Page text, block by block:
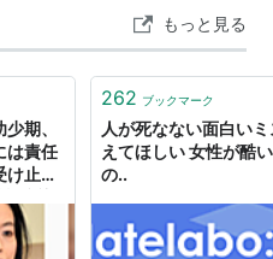
水分不足で、なんか出が
ですね。悪循環に陥っち
もっと見る
期、
は責任
け止め
ころ
を取
262 ブックマーク
人が死なない面白い
えてほしい 女性が酷
の..